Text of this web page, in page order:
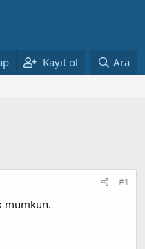
Kayıt ol Ara
#1
mümkün.